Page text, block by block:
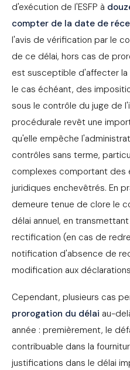
d'exécution de l'ESFP à
compter de la date de
l'avis de vérification par le
de ce délai, hors cas de
est susceptible d'affecter
le cas échéant, des
sous le contrôle du juge de
procédurale revêt une
qu'elle empêche
contrôles sans terme,
complexes comportant des
juridiques enchevêtrés. En
demeure tenue de clore le
délai annuel, en
rectification (en cas de
notification d'absence de
modification aux
Cependant, plusieurs cas
prorogation du délai au-
année : premièrement, le
contribuable dans la
justifications dans le délai